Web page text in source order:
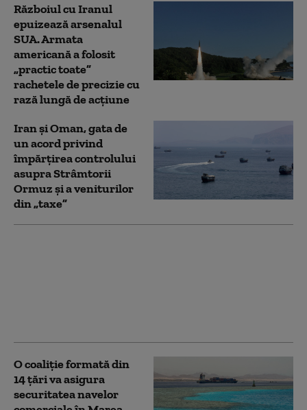
Războiul cu Iranul
epuizează arsenalul
SUA. Armata
americană a folosit
„practic toate”
rachetele de precizie cu
rază lungă de acțiune
Iran și Oman, gata de
un acord privind
împărțirea controlului
asupra Strâmtorii
Ormuz și a veniturilor
din „taxe”
O coaliție formată din
14 țări va asigura
securitatea navelor